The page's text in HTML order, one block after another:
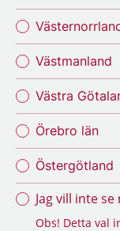
Västmanland
Västra
Örebro län
Östergötland
Jag vill inte
Obs! Detta val